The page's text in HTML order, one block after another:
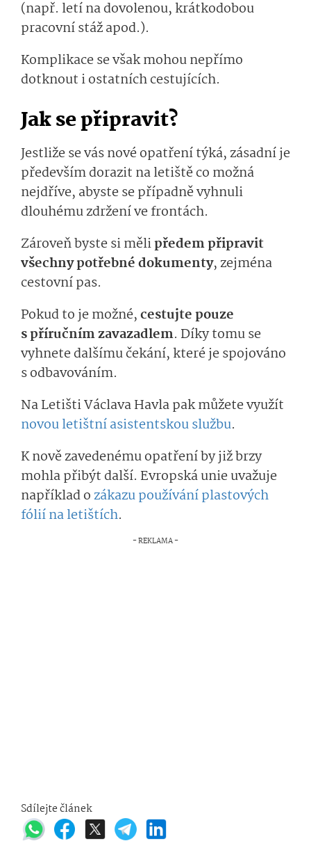
(např. letí na dovolenou, krátkodobou
pracovní stáž apod.).
Komplikace se však mohou nepřímo
dotknout i ostatních cestujících.
Jak se připravit?
Jestliže se vás nové opatření týká, zásadní je
především dorazit na letiště co možná
nejdříve, abyste se případně vyhnuli
dlouhému zdržení ve frontách.
Zároveň byste si mělipředem připravit
všechny potřebné dokumenty, zejména
cestovní pas.
Pokud to je možné,cestujte pouze
s příručním zavazadlem. Díky tomu se
vyhnete dalšímu čekání, které je spojováno
s odbavováním.
Na Letišti Václava Havla pak můžete využít
novou letištní asistentskou službu.
K nově zavedenému opatření by již brzy
mohla přibýt další. Evropská unie uvažuje
například o zákazu používání plastových
fólií na letištích.
Sdílejte článek